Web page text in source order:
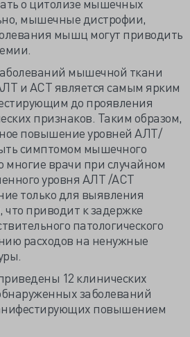
мышечные дистрофии,
мышц могут приводить
мышечной ткани
и АСТ является самым ярким
до проявления
признаков. Таким образом,
повышение уровней АЛТ/
симптомом мышечного
многие врачи при случайном
уровня АЛТ /АСТ
только для выявления
приводит к задержке
патологического
расходов на ненужные
12 клинических
заболеваний
повышением